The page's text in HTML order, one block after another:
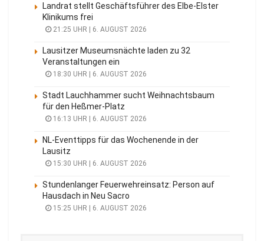
Landrat stellt Geschäftsführer des Elbe-Elster
Klinikums frei
21:25 UHR | 6. AUGUST 2026
Lausitzer Museumsnächte laden zu 32
Veranstaltungen ein
18:30 UHR | 6. AUGUST 2026
Stadt Lauchhammer sucht Weihnachtsbaum
für den Heßmer-Platz
16:13 UHR | 6. AUGUST 2026
NL-Eventtipps für das Wochenende in der
Lausitz
15:30 UHR | 6. AUGUST 2026
Stundenlanger Feuerwehreinsatz: Person auf
Hausdach in Neu Sacro
15:25 UHR | 6. AUGUST 2026